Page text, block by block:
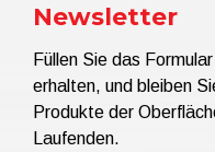
Newsletter
Füllen Sie das
erhalten, und bleiben
Produkte der
Laufenden.